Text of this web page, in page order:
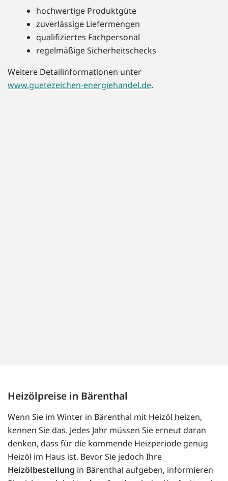
hochwertige Produktgüte
zuverlässige Liefermengen
qualifiziertes Fachpersonal
regelmäßige Sicherheitschecks
Weitere Detailinformationen unter
www.guetezeichen-energiehandel.de.
Heizölpreise in Bärenthal
Wenn Sie im Winter in Bärenthal mit Heizöl heizen,
kennen Sie das. Jedes Jahr müssen Sie erneut daran
denken, dass für die kommende Heizperiode genug
Heizöl im Haus ist. Bevor Sie jedoch Ihre
Heizölbestellung in Bärenthal aufgeben, informieren